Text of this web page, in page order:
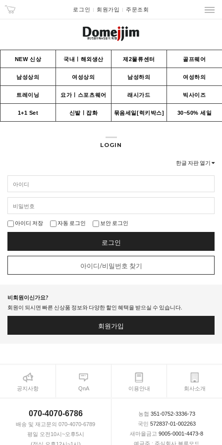
로그인 회원가입 주문조회
NEW 신상 국내ㅣ해외생산 제2물류센터 골프웨어
남성상의 여성상의 남성하의 여성하의
트레이닝 요가ㅣ스포츠웨어 래시가드 빅사이즈
1+1 Set 신발ㅣ잡화 묶음세일[럭키박스] 30~50% 세일
LOGIN
한글 자판 열기
아이디 저장 자동 로그인 보안 로그인
로그인
아이디/비밀번호 찾기
비회원이신가요?
회원이 되시면 빠른 신상품 정보와 다양한 할인 혜택을 받으실 수 있습니다.
회원가입
공지사항 QnA 이용안내 회사소개
070-4070-6786
배송 및 재고문의 070-4070-6789
평일 오전10시~오후5시
농협 351-0752-3336-73
국민 572837-01-002263
새마을금고 9005-0001-4473-8
예금주 : 주식회사 블루모드